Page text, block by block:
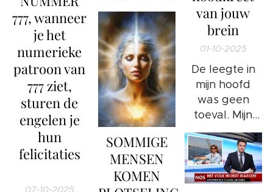
niet kan
bereiken.
777, wanneer
je het
numerieke
patroon van
777 ziet,
sturen de
engelen je
hun
felicitaties
doet.
Anderen...
vinden het
allemaal heel
gewoon.
van jouw
brein
01-10-2025
De leegte in
mijn hoofd
was geen
toeval. Mijn
brein had het
opgegeven.
SOMMIGE
MENSEN
KOMEN